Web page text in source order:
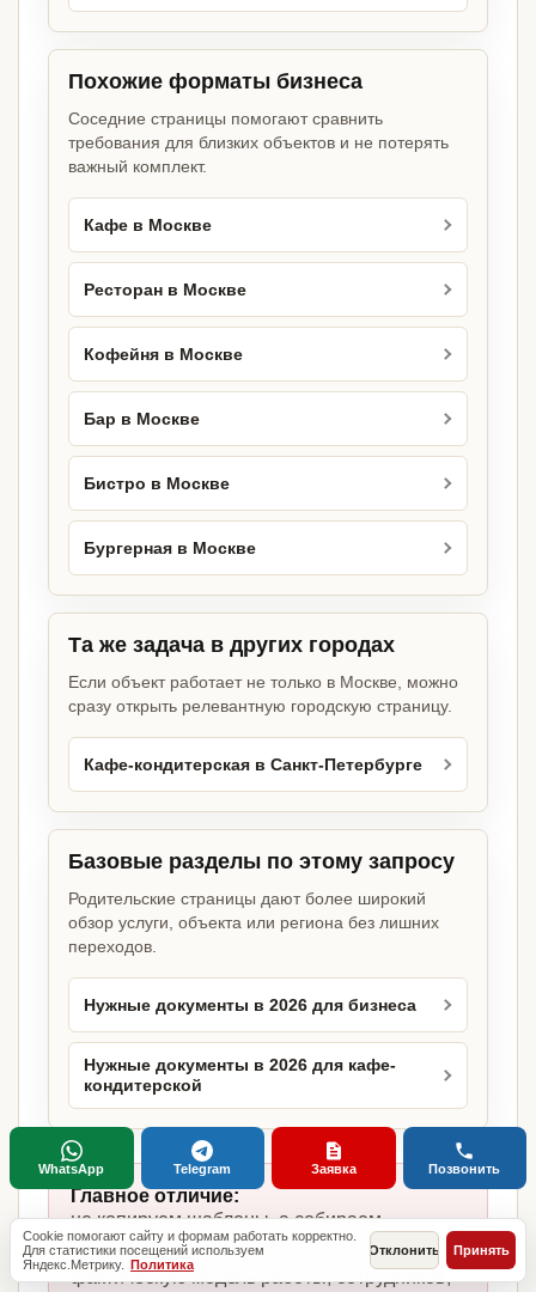
Похожие форматы бизнеса
Соседние страницы помогают сравнить
требования для близких объектов и не потерять
важный комплект.
Кафе в Москве
Ресторан в Москве
Кофейня в Москве
Бар в Москве
Бистро в Москве
Бургерная в Москве
Та же задача в других городах
Если объект работает не только в Москве, можно
сразу открыть релевантную городскую страницу.
Кафе-кондитерская в Санкт-Петербурге
Базовые разделы по этому запросу
Родительские страницы дают более широкий
обзор услуги, объекта или региона без лишних
переходов.
Нужные документы в 2026 для бизнеса
Нужные документы в 2026 для кафе-
кондитерской
Главное отличие:
не копируем шаблоны, а собираем
комплект под кафе-кондитерскую,
фактическую модель работы, сотрудников,
Cookie помогают сайту и формам работать корректно.
Для статистики посещений используем
Яндекс.Метрику. Политика
Отклонить Принять
WhatsApp Telegram Заявка Позвонить